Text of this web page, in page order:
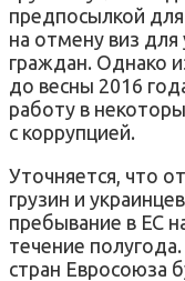
предпосылкой для
на отмену виз для
граждан. Однако
до весны 2016
работу в
с коррупцией.
Уточняется, что
грузин и
пребывание в ЕС
течение
стран Евросоюза